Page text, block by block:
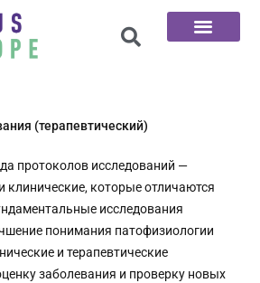
(терапевтический)
протоколов исследований —
клинические, которые отличаются
исследования
понимания патофизиологии
и терапевтические
заболевания и проверку новых